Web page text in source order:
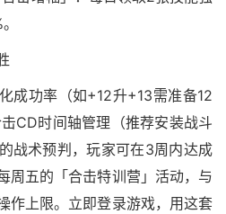
成功率（如+12升+13需准备12
CD时间轴管理（推荐安装战斗
战术预判，玩家可在3周内达成
周五的「合击特训营」活动，与
作上限。立即登录游戏，用这套